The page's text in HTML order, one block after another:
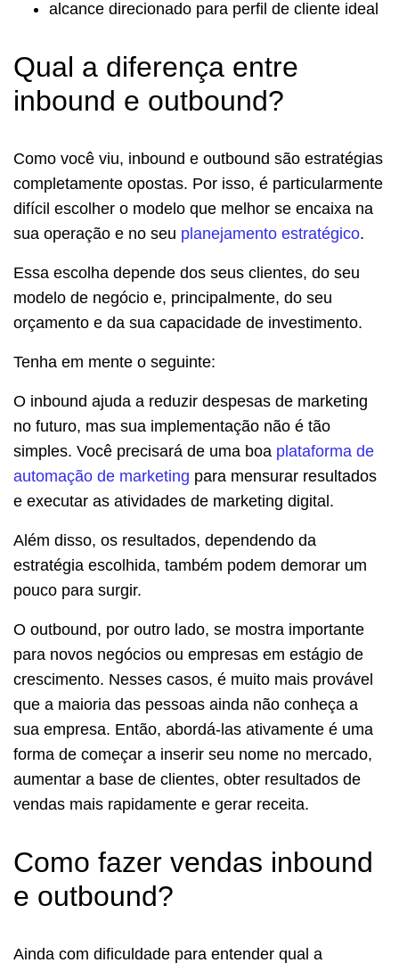
alcance direcionado para perfil de cliente ideal
Qual a diferença entre
inbound e outbound?
Como você viu, inbound e outbound são estratégias
completamente opostas. Por isso, é particularmente
difícil escolher o modelo que melhor se encaixa na
sua operação e no seu planejamento estratégico.
Essa escolha depende dos seus clientes, do seu
modelo de negócio e, principalmente, do seu
orçamento e da sua capacidade de investimento.
Tenha em mente o seguinte:
O inbound ajuda a reduzir despesas de marketing
no futuro, mas sua implementação não é tão
simples. Você precisará de uma boa plataforma de
automação de marketing para mensurar resultados
e executar as atividades de marketing digital.
Além disso, os resultados, dependendo da
estratégia escolhida, também podem demorar um
pouco para surgir.
O outbound, por outro lado, se mostra importante
para novos negócios ou empresas em estágio de
crescimento. Nesses casos, é muito mais provável
que a maioria das pessoas ainda não conheça a
sua empresa. Então, abordá-las ativamente é uma
forma de começar a inserir seu nome no mercado,
aumentar a base de clientes, obter resultados de
vendas mais rapidamente e gerar receita.
Como fazer vendas inbound
e outbound?
Ainda com dificuldade para entender qual a